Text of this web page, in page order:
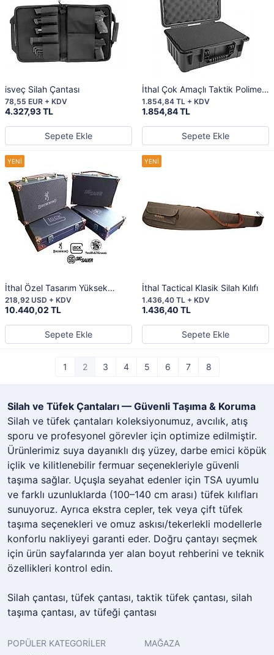
isveç Silah Çantası
4.327,93 TL
78,55 EUR + KDV
Sepete Ekle
İthal Çok Amaçlı Taktik Polimer
Çanta
1.854,84 TL
1.854,84 TL + KDV
Sepete Ekle
İthal Özel Tasarım Yüksek
Kaliteli Silah Çantaları
10.440,02 TL
218,92 USD + KDV
Sepete Ekle
İthal Tactical Klasik Silah Kılıfı
1.436,40 TL
1.436,40 TL + KDV
Sepete Ekle
1 2 3 4 5 6 7 8
Silah ve Tüfek Çantaları — Güvenli Taşıma & Koruma
Silah ve tüfek çantaları koleksiyonumuz, avcılık, atış
sporu ve profesyonel görevler için optimize edilmiştir.
Ürünlerimiz suya dayanıklı dış yüzey, darbe emici köpük
içlik ve kilitlenebilir fermuar seçenekleriyle güvenli
taşıma sağlar. Uçuşla seyahat edenler için TSA uyumlu
ve farklı uzunluklarda (100–140 cm arası) tüfek kılıfları
sunuyoruz. Ayrıca ekstra cepler, tek veya çift tüfek
taşıma seçenekleri ve omuz askısı/tekerlekli modellerle
konforlu nakliyeyi garanti eder. Doğru çantayı seçmek
için ürün sayfalarında yer alan boyut rehberini ve teknik
özellikleri kontrol edin.
Silah çantası, tüfek çantası, taktik tüfek çantası, silah
taşıma çantası, av tüfeği çantası
POPÜLER KATEGORİLER
MAĞAZA